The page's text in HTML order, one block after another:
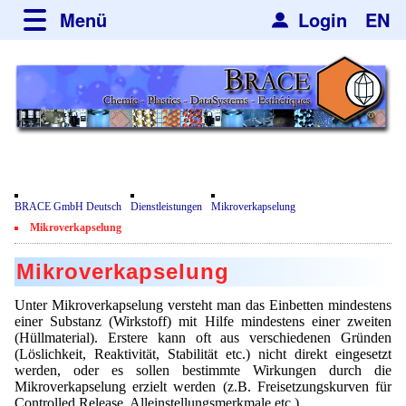
Login EN
Menü
über BRACE
Leistungen
Newsticker
Film
Kundenrezensionen
Zertifikate
Datenschutzerklärung
Kontakt
Neues
Newsletter
Mikrokugelanlagen
Heizkammern
Trockner
Sortieranlagen
Gebrauchte Maschinen - Angebote
Angebotsanfrage
Spherisator Serie
Spherisator M2
Pilotanlagen
Produktionsanlagen
Angebotsanfrage
Dienstleistungen
Mikrokugeln und Verfahren
Mikrokapseln
Mikroverkapselung
Anwendungen
Aromakapseln
Emulgatoren
Informationsmaterial
Hf and ZrHf mixed Microspheres
Jobbörse
BRACE GmbH Deutsch Dienstleistungen
Mikroverkapselung
Mikroverkapselung
Mikroverkapselung
Unter Mikroverkapselung versteht man das Einbetten mindestens
einer Substanz (Wirkstoff) mit Hilfe mindestens einer zweiten
(Hüllmaterial). Erstere kann oft aus verschiedenen Gründen
(Löslichkeit, Reaktivität, Stabilität etc.) nicht direkt eingesetzt
werden, oder es sollen bestimmte Wirkungen durch die
Mikroverkapselung erzielt werden (z.B. Freisetzungskurven für
Controlled Release, Alleinstellungsmerkmale etc.).